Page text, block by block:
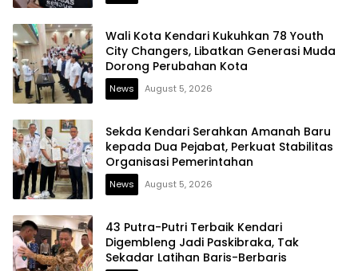
Wali Kota Kendari Kukuhkan 78 Youth
City Changers, Libatkan Generasi Muda
Dorong Perubahan Kota
News August 5, 2026
Sekda Kendari Serahkan Amanah Baru
kepada Dua Pejabat, Perkuat Stabilitas
Organisasi Pemerintahan
News August 5, 2026
43 Putra-Putri Terbaik Kendari
Digembleng Jadi Paskibraka, Tak
Sekadar Latihan Baris-Berbaris